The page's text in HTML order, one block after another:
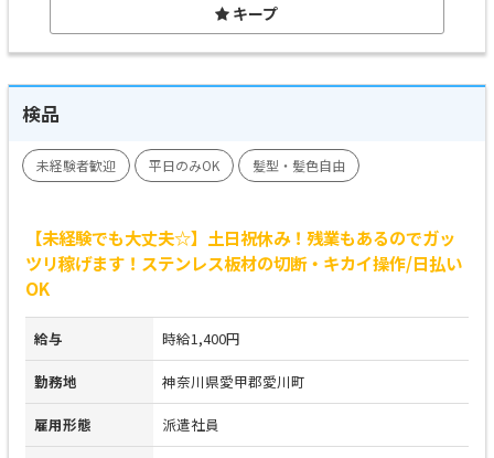
キープ
検品
未経験者歓迎 平日のみOK 髪型・髪色自由
【未経験でも大丈夫☆】土日祝休み！残業もあるのでガッ
ツリ稼げます！ステンレス板材の切断・キカイ操作/日払い
OK
給与 時給1,400円
勤務地 神奈川県愛甲郡愛川町
雇用形態 派遣社員